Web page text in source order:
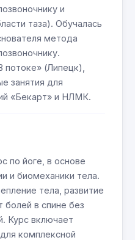
и
таза). Обучалась
метода
потоке» (Липецк),
занятия для
«Бекарт» и НЛМК.
по йоге, в основе
и биомеханики тела.
тела, развитие
болей в спине без
Курс включает
комплексной